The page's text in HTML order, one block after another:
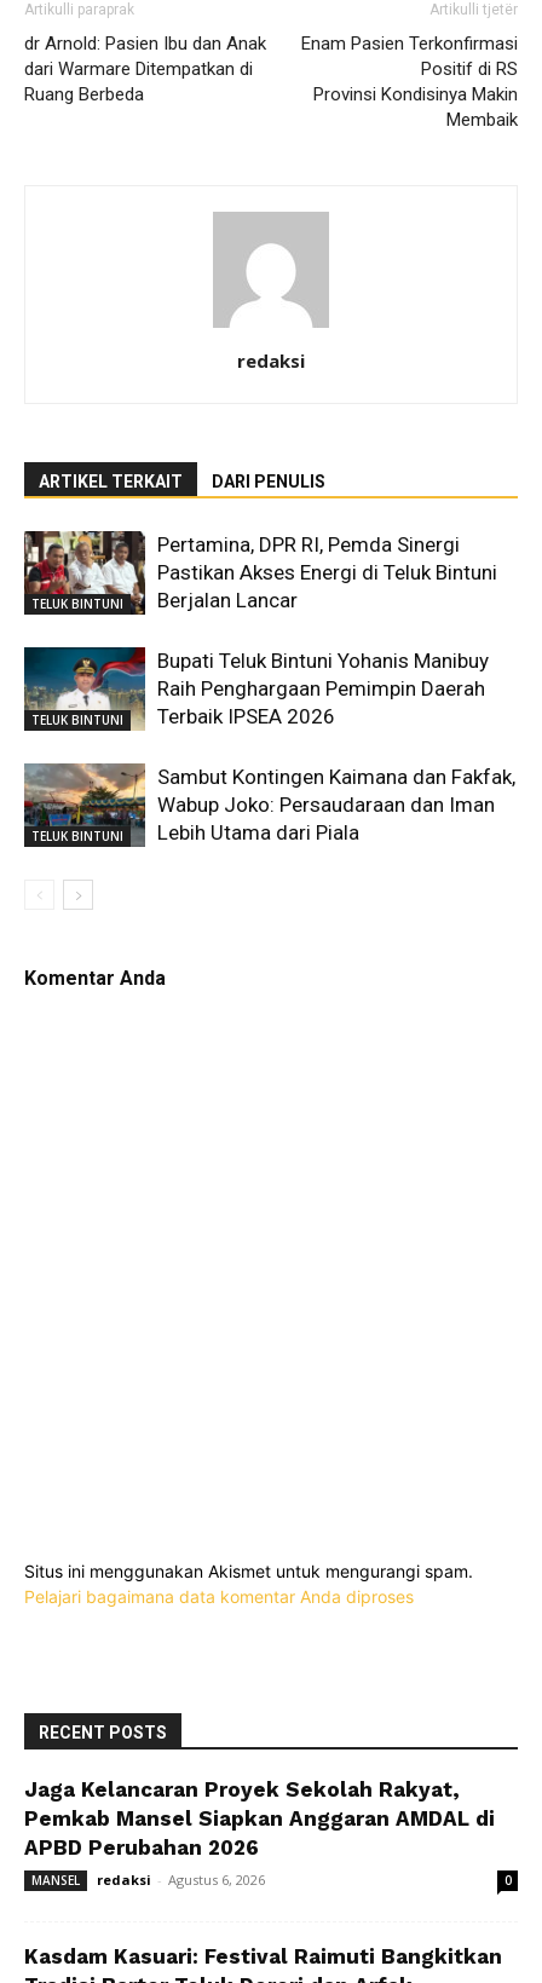
Artikulli paraprak
dr Arnold: Pasien Ibu dan Anak
dari Warmare Ditempatkan di
Ruang Berbeda
Artikulli tjetër
Enam Pasien Terkonfirmasi
Positif di RS
Provinsi Kondisinya Makin
Membaik
redaksi
ARTIKEL TERKAIT DARI PENULIS
TELUK BINTUNI
Pertamina, DPR RI, Pemda Sinergi
Pastikan Akses Energi di Teluk Bintuni
Berjalan Lancar
TELUK BINTUNI
Bupati Teluk Bintuni Yohanis Manibuy
Raih Penghargaan Pemimpin Daerah
Terbaik IPSEA 2026
TELUK BINTUNI
Sambut Kontingen Kaimana dan Fakfak,
Wabup Joko: Persaudaraan dan Iman
Lebih Utama dari Piala
Komentar Anda
Situs ini menggunakan Akismet untuk mengurangi spam.
Pelajari bagaimana data komentar Anda diproses
RECENT POSTS
Jaga Kelancaran Proyek Sekolah Rakyat,
Pemkab Mansel Siapkan Anggaran AMDAL di
APBD Perubahan 2026
MANSEL redaksi - Agustus 6, 2026 0
Kasdam Kasuari: Festival Raimuti Bangkitkan